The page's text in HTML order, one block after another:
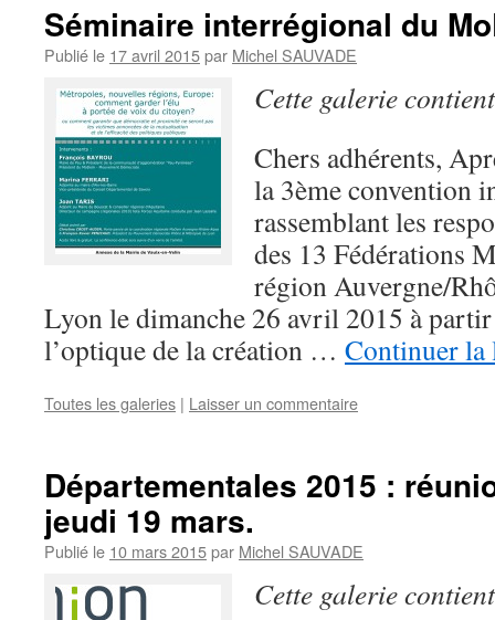
Séminaire interrégional du
Publié le 17 avril 2015par Michel SAUVADE
Cette galerie
Chers adhérents,
la 3ème convention
rassemblant les
des 13 Fédérations
région Auvergne/
Lyon le dimanche 26 avril 2015 à
l’optique de la création … Continuer
Toutes les galeries | Laisser un commentaire
Départementales 2015 :
jeudi 19 mars.
Publié le 10 mars 2015par Michel SAUVADE
Cette galerie